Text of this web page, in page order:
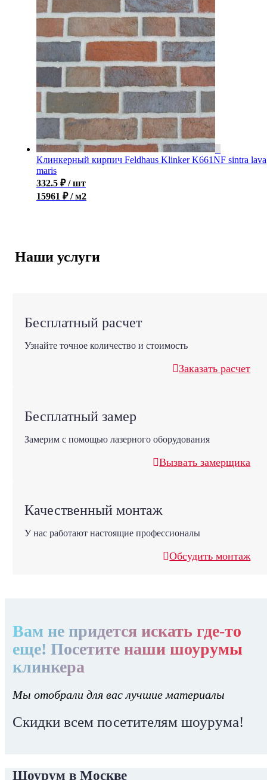
Клинкерный кирпич Feldhaus Klinker K661NF sintra lava
maris
332.5 ₽ / шт
15961 ₽ / м2
Наши услуги
Бесплатный расчет
Узнайте точное количество и стоимость
Заказать расчет
Бесплатный замер
Замерим с помощью лазерного оборудования
Вызвать замерщика
Качественный монтаж
У нас работают настоящие профессионалы
Обсудить монтаж
Вам не придется искать где-то
еще! Посетите наши шоурумы
клинкера
Мы отобрали для вас лучшие материалы
Скидки всем посетителям шоурума!
Шоурум в Москве